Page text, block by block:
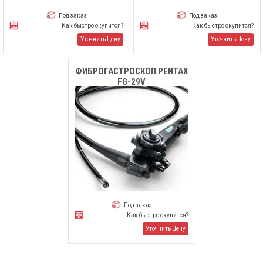
Под заказ
Как быстро окупится?
Уточнить Цену
Под заказ
Как быстро окупится?
Уточнить Цену
ФИБРОГАСТРОСКОП PENTAX
FG-29V
Под заказ
Как быстро окупится?
Уточнить Цену